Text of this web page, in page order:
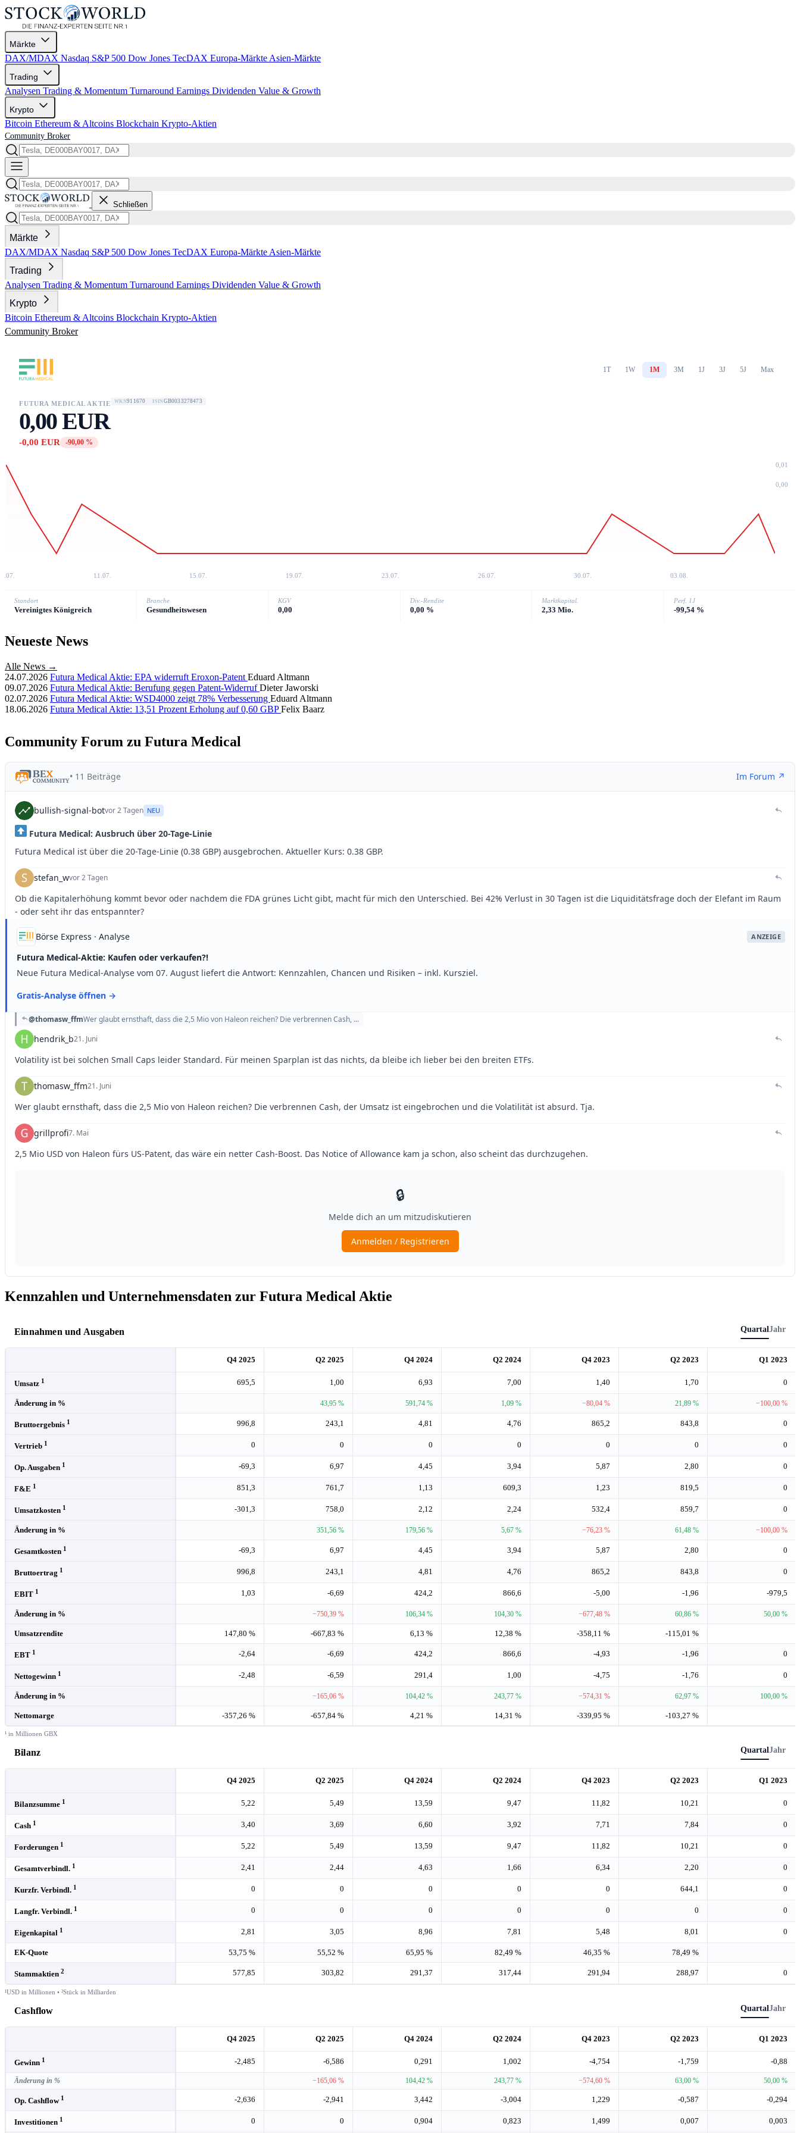
Märkte
DAX/MDAX Nasdaq S&P 500 Dow Jones TecDAX Europa-Märkte Asien-Märkte
Trading
Analysen Trading & Momentum Turnaround Earnings Dividenden Value & Growth
Krypto
Bitcoin Ethereum & Altcoins Blockchain Krypto-Aktien
Community Broker
Schließen
Märkte
DAX/MDAX Nasdaq S&P 500 Dow Jones TecDAX Europa-Märkte Asien-Märkte
Trading
Analysen Trading & Momentum Turnaround Earnings Dividenden Value & Growth
Krypto
Bitcoin Ethereum & Altcoins Blockchain Krypto-Aktien
Community Broker
1T 1W 1M 3M 1J 3J 5J Max
FUTURA MEDICAL AKTIE WKN911670 ISIN GB0033278473
0,00 EUR
-0,00 EUR -90,00 %
0,01
0,00
11.07. 15.07. 19.07. 23.07. 26.07. 30.07. 03.08.
Standort
Vereinigtes Königreich
Branche
Gesundheitswesen
KGV
0,00
Div.-Rendite
0,00 %
Marktkapital.
2,33 Mio.
Perf. 1J
-99,54 %
Neueste News
Alle News →
24.07.2026 Futura Medical Aktie: EPA widerruft Eroxon-Patent Eduard Altmann
09.07.2026 Futura Medical Aktie: Berufung gegen Patent-WiderrufDieter Jaworski
02.07.2026 Futura Medical Aktie: WSD4000 zeigt 78% Verbesserung Eduard Altmann
18.06.2026 Futura Medical Aktie: 13,51 Prozent Erholung auf 0,60 GBPFelix Baarz
Community Forum zu Futura Medical
Kennzahlen und Unternehmensdaten zur Futura Medical Aktie
Einnahmen und Ausgaben QuartalJahr
Q4 2025 Q2 2025 Q4 2024 Q2 2024 Q4 2023 Q2 2023 Q1 2023
Umsatz 1 695,5 1,00 6,93 7,00 1,40 1,70 0
Änderung in % 43,95 % 591,74 % 1,09 % −80,04 % 21,89 % −100,00 %
Bruttoergebnis 1 996,8 243,1 4,81 4,76 865,2 843,8 0
Vertrieb 1 0 0 0 0 0 0 0
Op. Ausgaben 1 -69,3 6,97 4,45 3,94 5,87 2,80 0
F&E 1 851,3 761,7 1,13 609,3 1,23 819,5 0
Umsatzkosten 1 -301,3 758,0 2,12 2,24 532,4 859,7 0
Änderung in % 351,56 % 179,56 % 5,67 % −76,23 % 61,48 % −100,00 %
Gesamtkosten 1 -69,3 6,97 4,45 3,94 5,87 2,80 0
Bruttoertrag 1 996,8 243,1 4,81 4,76 865,2 843,8 0
EBIT 1 1,03 -6,69 424,2 866,6 -5,00 -1,96 -979,5
Änderung in % −750,39 % 106,34 % 104,30 % −677,48 % 60,86 % 50,00 %
Umsatzrendite 147,80 % -667,83 % 6,13 % 12,38 % -358,11 % -115,01 %
EBT 1 -2,64 -6,69 424,2 866,6 -4,93 -1,96 0
Nettogewinn 1 -2,48 -6,59 291,4 1,00 -4,75 -1,76 0
Änderung in % −165,06 % 104,42 % 243,77 % −574,31 % 62,97 % 100,00 %
Nettomarge -357,26 % -657,84 % 4,21 % 14,31 % -339,95 % -103,27 %
¹ in Millionen GBX
Bilanz QuartalJahr
Q4 2025 Q2 2025 Q4 2024 Q2 2024 Q4 2023 Q2 2023 Q1 2023
Bilanzsumme 1 5,22 5,49 13,59 9,47 11,82 10,21 0
Cash 1 3,40 3,69 6,60 3,92 7,71 7,84 0
Forderungen 1 5,22 5,49 13,59 9,47 11,82 10,21 0
Gesamtverbindl. 1 2,41 2,44 4,63 1,66 6,34 2,20 0
Kurzfr. Verbindl. 1 0 0 0 0 0 644,1 0
Langfr. Verbindl. 1 0 0 0 0 0 0 0
Eigenkapital 1 2,81 3,05 8,96 7,81 5,48 8,01 0
EK-Quote 53,75 % 55,52 % 65,95 % 82,49 % 46,35 % 78,49 %
Stammaktien 2 577,85 303,82 291,37 317,44 291,94 288,97 0
¹USD in Millionen • ²Stück in Milliarden
Cashflow QuartalJahr
Q4 2025 Q2 2025 Q4 2024 Q2 2024 Q4 2023 Q2 2023 Q1 2023
Gewinn 1 -2,485 -6,586 0,291 1,002 -4,754 -1,759 -0,88
Änderung in % −165,06 % 104,42 % 243,77 % −574,60 % 63,00 % 50,00 %
Op. Cashflow 1 -2,636 -2,941 3,442 -3,004 1,229 -0,587 -0,294
Investitionen 1 0 0 0,904 0,823 1,499 0,007 0,003